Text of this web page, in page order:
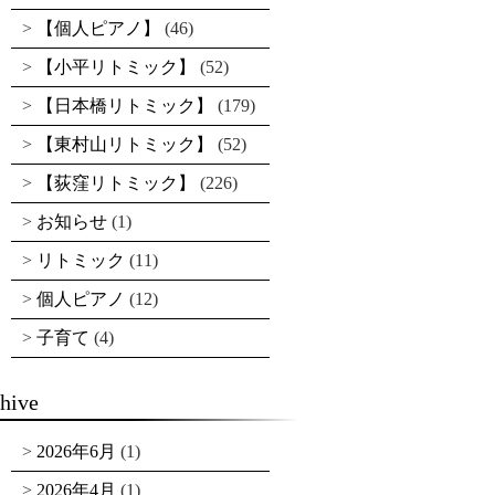
【個人ピアノ】 (46)
【小平リトミック】 (52)
【日本橋リトミック】 (179)
【東村山リトミック】 (52)
【荻窪リトミック】 (226)
お知らせ (1)
リトミック (11)
個人ピアノ (12)
子育て (4)
2026年6月 (1)
2026年4月 (1)